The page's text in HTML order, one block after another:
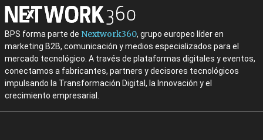
BPS forma parte de Nextwork360, grupo europeo líder en
marketing B2B, comunicación y medios especializados para el
mercado tecnológico. A través de plataformas digitales y eventos,
conectamos a fabricantes, partners y decisores tecnológicos
impulsando la Transformación Digital, la Innovación y el
crecimiento empresarial.